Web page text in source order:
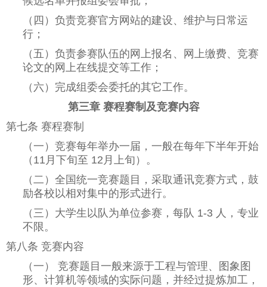
（四）负责竞赛官方网站的建设、维护与日常运
行；
（五）负责参赛队伍的网上报名、网上缴费、竞赛
论文的网上在线提交等工作；
（六）完成组委会委托的其它工作。
第三章 赛程赛制及竞赛内容
第七条 赛程赛制
（一）竞赛每年举办一届，一般在每年下半年开始
（11月下旬至 12月上旬）。
（二）全国统一竞赛题目，采取通讯竞赛方式，鼓
励各校以相对集中的形式进行。
（三）大学生以队为单位参赛，每队 1-3 人，专业
不限。
第八条 竞赛内容
（一） 竞赛题目一般来源于工程与管理、图象图
形、计算机等领域的实际问题，并经过提炼加工，